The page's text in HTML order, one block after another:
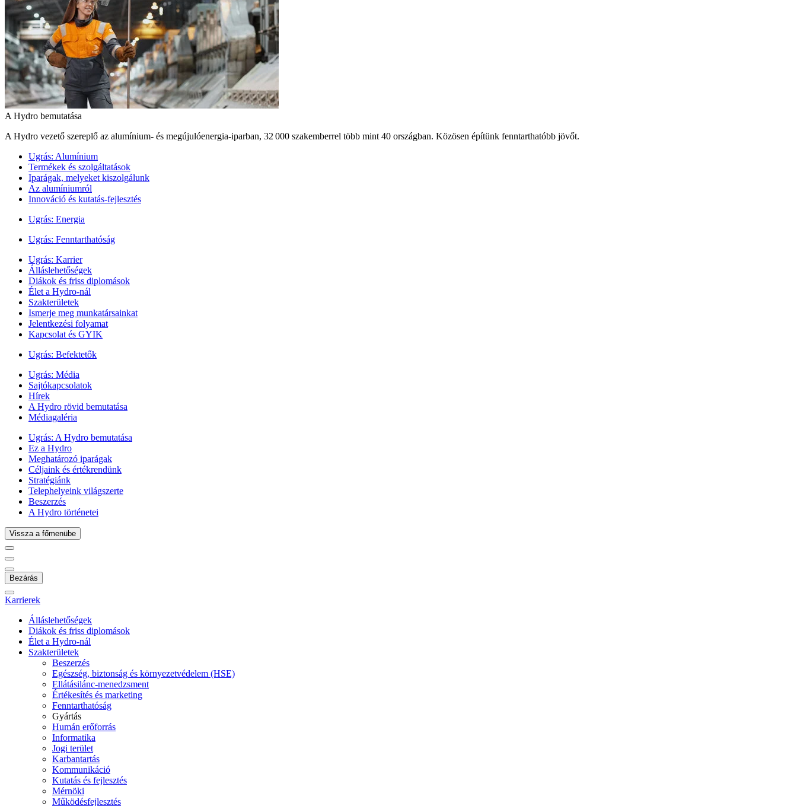
A Hydro bemutatása
A Hydro vezető szereplő az alumínium- és megújulóenergia‑iparban, 32 000 szakemberrel több mint 40 országban. Közösen építünk fenntarthatóbb jövőt.
Ugrás: Alumínium
Termékek és szolgáltatások
Iparágak, melyeket kiszolgálunk
Az alumíniumról
Innováció és kutatás-fejlesztés
Ugrás: Energia
Ugrás: Fenntarthatóság
Ugrás: Karrier
Álláslehetőségek
Diákok és friss diplomások
Élet a Hydro-nál
Szakterületek
Ismerje meg munkatársainkat
Jelentkezési folyamat
Kapcsolat és GYIK
Ugrás: Befektetők
Ugrás: Média
Sajtókapcsolatok
Hírek
A Hydro rövid bemutatása
Médiagaléria
Ugrás: A Hydro bemutatása
Ez a Hydro
Meghatározó iparágak
Céljaink és értékrendünk
Stratégiánk
Telephelyeink világszerte
Beszerzés
A Hydro történetei
Vissza a főmenübe
Bezárás
Karrierek
Álláslehetőségek
Diákok és friss diplomások
Élet a Hydro-nál
Szakterületek
Beszerzés
Egészség, biztonság és környezetvédelem (HSE)
Ellátásilánc-menedzsment
Értékesítés és marketing
Fenntarthatóság
Gyártás
Humán erőforrás
Informatika
Jogi terület
Karbantartás
Kommunikáció
Kutatás és fejlesztés
Mérnöki
Működésfejlesztés